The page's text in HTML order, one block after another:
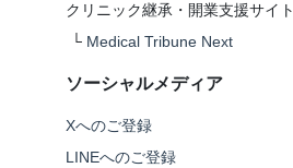
クリニック継承・開業支援サイト
└ Medical Tribune Next
ソーシャルメディア
Xへのご登録
LINEへのご登録